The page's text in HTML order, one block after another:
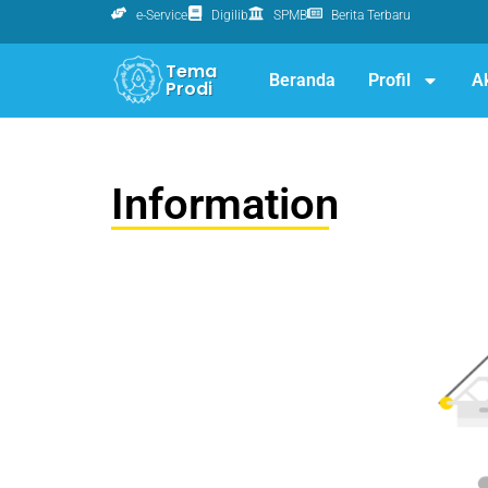
e-Service Digilib SPMB Berita Terbaru
Tema
Prodi Beranda Profil
Information